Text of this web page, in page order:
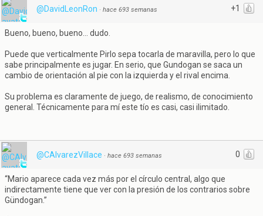
+1
@DavidLeonRon · hace 693 semanas
Bueno, bueno, bueno... dudo.
Puede que verticalmente Pirlo sepa tocarla de maravilla, pero lo que
sabe principalmente es jugar. En serio, que Gundogan se saca un
cambio de orientación al pie con la izquierda y el rival encima.
Su problema es claramente de juego, de realismo, de conocimiento
general. Técnicamente para mí este tío es casi, casi ilimitado.
0
@CAlvarezVillace · hace 693 semanas
“Mario aparece cada vez más por el círculo central, algo que
indirectamente tiene que ver con la presión de los contrarios sobre
Gündogan.”